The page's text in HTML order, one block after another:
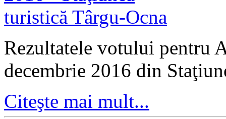
Rezultatele votului pentru
decembrie 2016 din Sta
Citeşte mai mult...